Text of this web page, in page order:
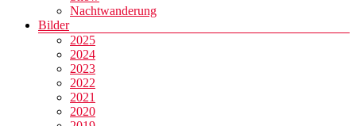
Nachtwanderung
Bilder
2025
2024
2023
2022
2021
2020